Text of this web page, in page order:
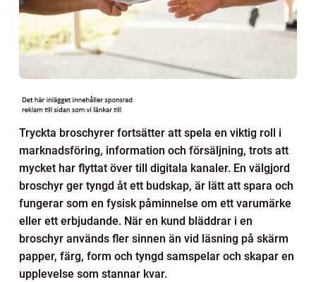
Tryckta broschyrer fortsätter att spela en viktig roll i
marknadsföring, information och försäljning, trots att
mycket har flyttat över till digitala kanaler. En välgjord
broschyr ger tyngd åt ett budskap, är lätt att spara och
fungerar som en fysisk påminnelse om ett varumärke
eller ett erbjudande. När en kund bläddrar i en
broschyr används fler sinnen än vid läsning på skärm
papper, färg, form och tyngd samspelar och skapar en
upplevelse som stannar kvar.